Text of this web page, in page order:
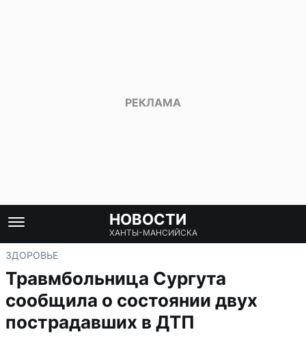
НОВОСТИ
ХАНТЫ-МАНСИЙСКА
ЗДОРОВЬЕ
Травмбольница Сургута
сообщила о состоянии двух
пострадавших в ДТП